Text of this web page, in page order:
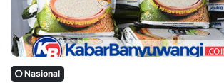
Nasional